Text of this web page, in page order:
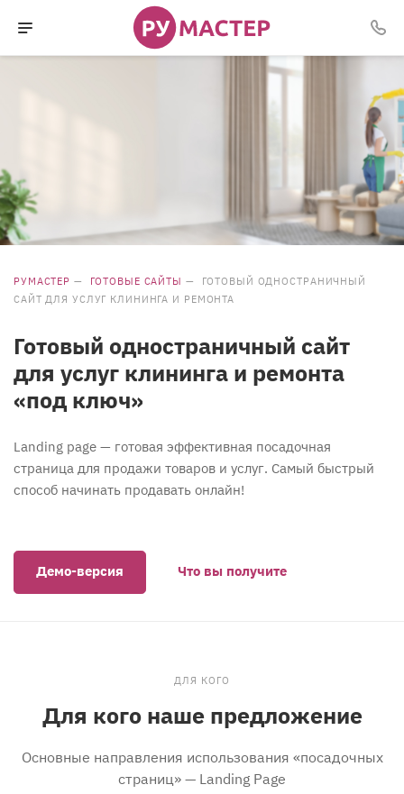
РУМАСТЕР — ГОТОВЫЕ САЙТЫ —
ГОТОВЫЙ ОДНОСТРАНИЧНЫЙ
САЙТ ДЛЯ УСЛУГ КЛИНИНГА И РЕМОНТА
Готовый одностраничный сайт
для услуг клининга и ремонта
«под ключ»
Landing page — готовая эффективная посадочная
страница для продажи товаров и услуг. Самый быстрый
способ начинать продавать онлайн!
Демо-версия Что вы получите
ДЛЯ КОГО
Для кого наше предложение
Основные направления использования «посадочных
страниц» — Landing Page